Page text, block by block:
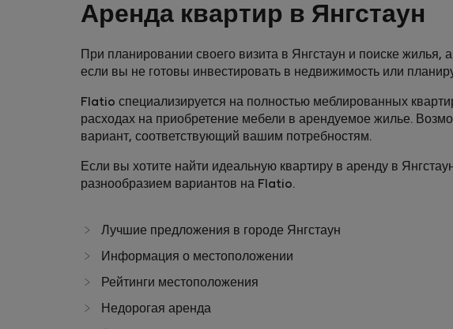
Аренда квартир в Янгстаун
При планировании своего визита в Янгстаун и поиске
если вы не готовы инвестировать в недвижимость или
Flatio специализируется на полностью меблированных
расходах на приобретение мебели в арендуемое жилье.
вариант, соответствующий вашим потребностям.
Если вы хотите найти идеальную квартиру в аренду в
разнообразием вариантов на Flatio.
Лучшие предложения в городе Янгстаун
Информация о местоположении
Рейтинги местоположения
Недорогая аренда